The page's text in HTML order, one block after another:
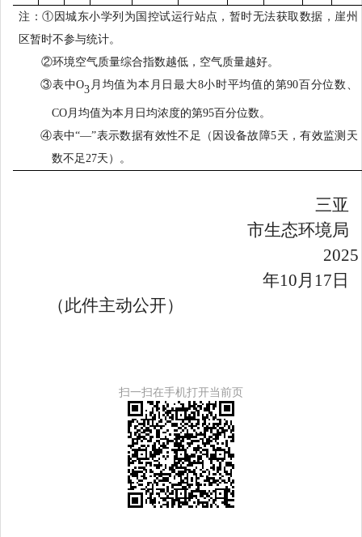
注：①因城东小学列为国控试运行站点，暂时无法获取数据，崖州
区暂时不参与统计。
②环境空气质量综合指数越低，空气质量越好。
③表中O3 月均值为本月日最大8小时平均值的第90百分位数、
CO月均值为本月日均浓度的第95百分位数。
④表中“—”表示数据有效性不足（因设备故障5天，有效监测天
数不足27天）。
三亚
市生态环境局
2025
年10 月 1 7日
（此件主动公开）
扫一扫在手机打开当前页